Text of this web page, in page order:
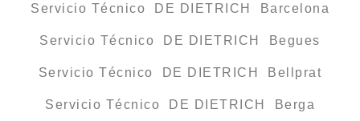
Servicio Técnico DE DIETRICH Barcelona
Servicio Técnico DE DIETRICH Begues
Servicio Técnico DE DIETRICH Bellprat
Servicio Técnico DE DIETRICH Berga